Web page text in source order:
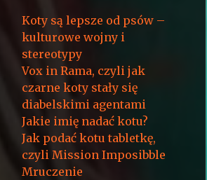
Koty są lepsze od psów –
kulturowe wojny i
stereotypy
Vox in Rama, czyli jak
czarne koty stały się
diabelskimi agentami
Jakie imię nadać kotu?
Jak podać kotu tabletkę,
czyli Mission Imposibble
Mruczenie